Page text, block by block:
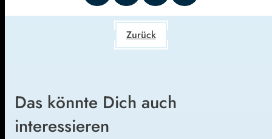
Zurück
Das könnte Dich auch
interessieren